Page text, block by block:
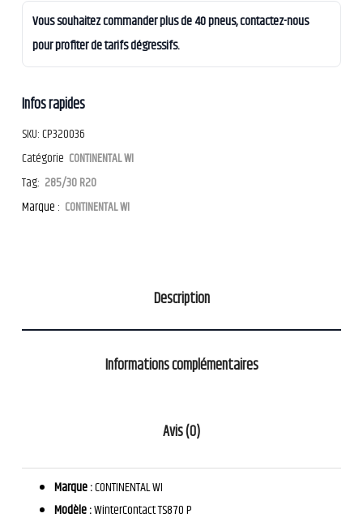
Vous souhaitez commander plus de 40 pneus, contactez-nous
pour profiter de tarifs dégressifs.
Infos rapides
SKU:CP320036
Catégorie CONTINENTAL WI
Tag: 285/30 R20
Marque : CONTINENTAL WI
Description
Informations complémentaires
Avis (0)
Marque :CONTINENTAL WI
Modèle :WinterContact TS870 P